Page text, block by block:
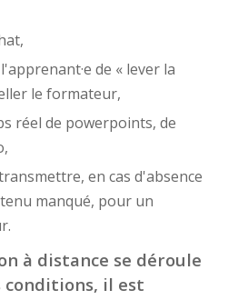
de « lever la
le formateur,
réel de powerpoints, de
en cas d'absence
manqué, pour un
à distance se déroule
conditions, il est